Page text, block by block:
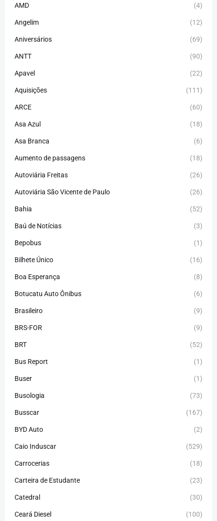
AMD (4)
Angelim (12)
Aniversários (69)
ANTT (90)
Apavel (22)
Aquisições (111)
ARCE (60)
Asa Azul (18)
Asa Branca (6)
Aumento de passagens (18)
Autoviária Freitas (26)
Autoviária São Vicente de Paulo (26)
Bahia (52)
Baú de Notícias (3)
Bepobus (1)
Bilhete Único (16)
Boa Esperança (8)
Botucatu Auto Ônibus (6)
Brasileiro (9)
BRS-FOR (9)
BRT (52)
Bus Report (1)
Buser (1)
Busologia (73)
Busscar (167)
BYD Auto (2)
Caio Induscar (529)
Carrocerias (18)
Carteira de Estudante (23)
Catedral (30)
Ceará Diesel (100)